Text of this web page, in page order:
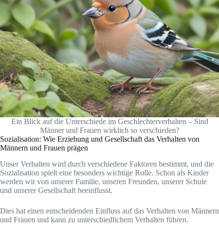
Ein Blick auf die Unterschiede im Geschlechterverhalten – Sind
Männer und Frauen wirklich so verschieden?
Sozialisation: Wie Erziehung und Gesellschaft das Verhalten von
Männern und Frauen prägen
Unser Verhalten wird durch verschiedene Faktoren bestimmt, und die
Sozialisation spielt eine besonders wichtige Rolle. Schon als Kinder
werden wir von unserer Familie, unseren Freunden, unserer Schule
und unserer Gesellschaft beeinflusst.
Dies hat einen entscheidenden Einfluss auf das Verhalten von Männern
und Frauen und kann zu unterschiedlichem Verhalten führen.